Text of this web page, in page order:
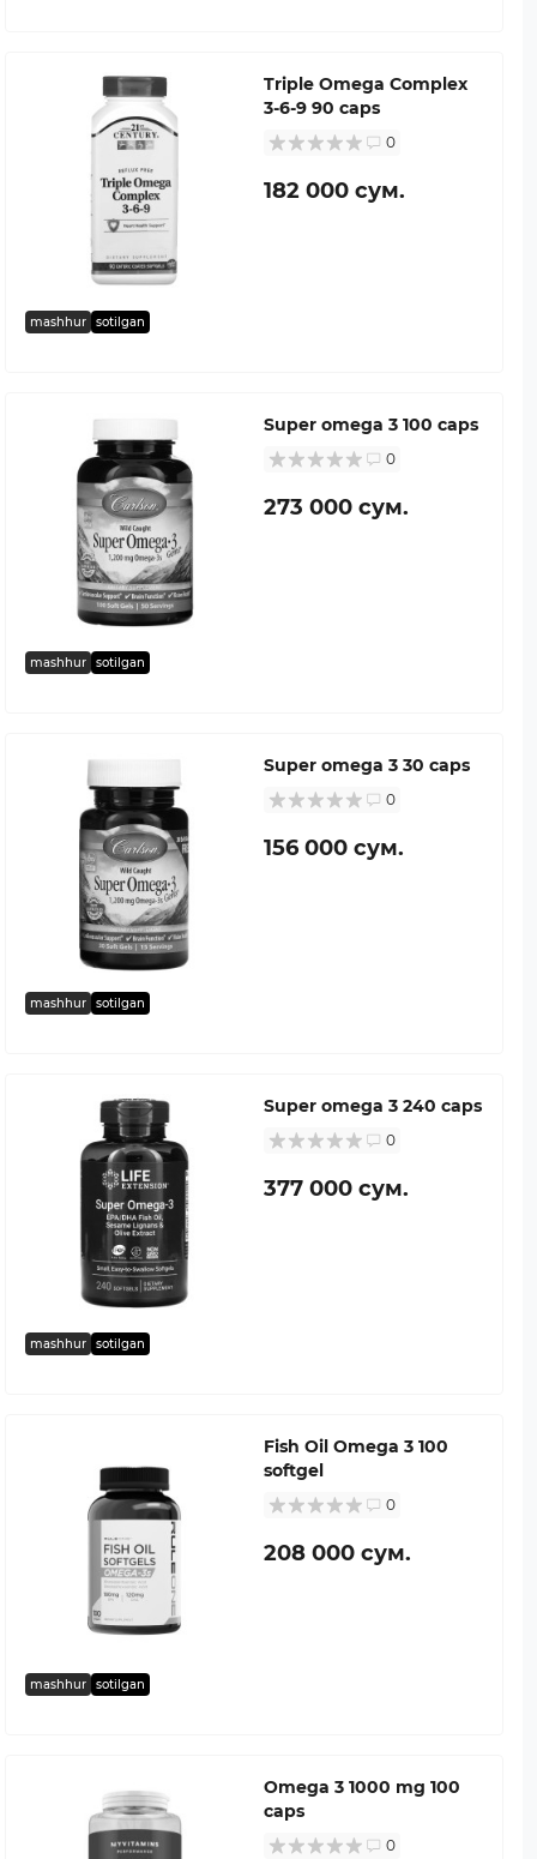
mashhur sotilgan
Triple Omega Complex
3-6-9 90 caps
0
182 000 сум.
mashhur sotilgan
Super omega 3 100 caps
0
273 000 сум.
mashhur sotilgan
Super omega 3 30 caps
0
156 000 сум.
mashhur sotilgan
Super omega 3 240 caps
0
377 000 сум.
mashhur sotilgan
Fish Oil Omega 3 100
softgel
0
208 000 сум.
Omega 3 1000 mg 100
caps
0